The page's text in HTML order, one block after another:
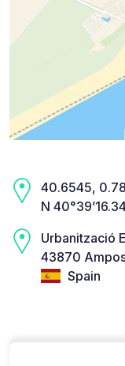
40.6545,
N
Urbanització
43870
Spain